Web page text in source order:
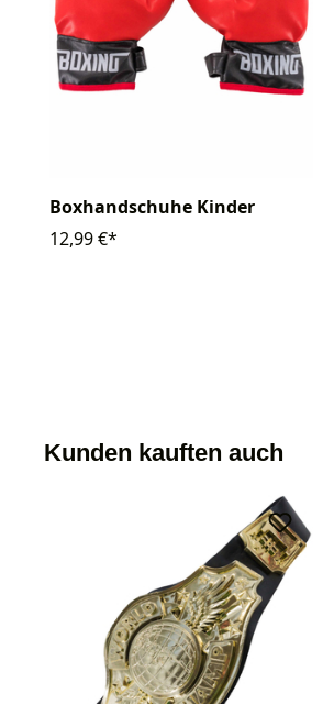
Boxhandschuhe Kinder
12,99 €*
Kunden kauften auch